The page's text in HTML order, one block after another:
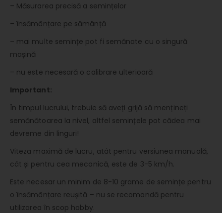
– Măsurarea precisă a semințelor
– însămânțare pe sămânță
– mai multe semințe pot fi semănate cu o singură
mașină
– nu este necesară o calibrare ulterioară
Important:
În timpul lucrului, trebuie să aveți grijă să mențineți
semănătoarea la nivel, altfel semințele pot cădea mai
devreme din linguri!
Viteza maximă de lucru, atât pentru versiunea manuală,
cât și pentru cea mecanică, este de 3-5 km/h.
Este necesar un minim de 8-10 grame de semințe pentru
o însămânțare reușită – nu se recomandă pentru
utilizarea în scop hobby.